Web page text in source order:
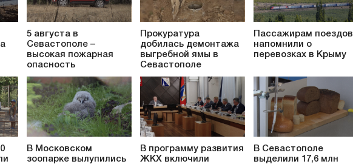
5 августа в
Севастополе –
высокая пожарная
опасность
Прокуратура
добилась демонтажа
выгребной ямы в
Севастополе
Пассажирам поездов
напомнили о
перевозках в Крыму
В Московском
зоопарке вылупились
В программу развития
ЖКХ включили
В Севастополе
выделили 17,6 млн